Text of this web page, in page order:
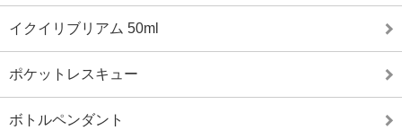
イクイリブリアム 50ml
ポケットレスキュー
ボトルペンダント